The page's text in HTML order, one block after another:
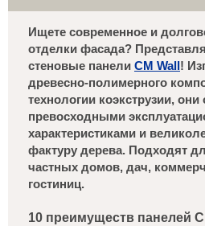
Ищете современное и
отделки фасада?
стеновые панели CM Wall!
древесно-полимерного
технологии коэкструзии,
превосходными
характеристиками и
фактуру дерева. Подходят
частных домов, дач,
гостиниц.
10 преимуществ панелей